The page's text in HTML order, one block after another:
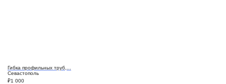
Гибка профильных труб,...
Севастополь
₽1 000